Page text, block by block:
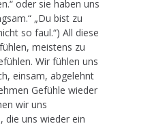
oder sie haben uns
„Du bist zu
so faul.“) All diese
meistens zu
Wir fühlen uns
einsam, abgelehnt
Gefühle wieder
wir uns
die uns wieder ein